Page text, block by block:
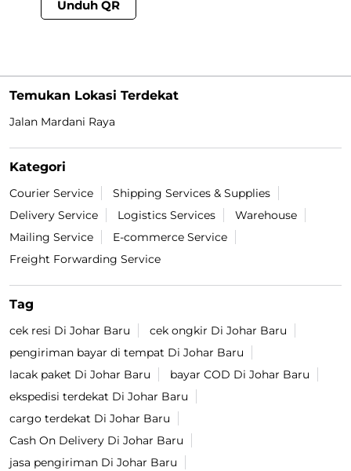
Unduh QR
Temukan Lokasi Terdekat
Jalan Mardani Raya
Kategori
Courier Service
Shipping Services & Supplies
Delivery Service
Logistics Services
Warehouse
Mailing Service
E-commerce Service
Freight Forwarding Service
Tag
cek resi Di Johar Baru
cek ongkir Di Johar Baru
pengiriman bayar di tempat Di Johar Baru
lacak paket Di Johar Baru
bayar COD Di Johar Baru
ekspedisi terdekat Di Johar Baru
cargo terdekat Di Johar Baru
Cash On Delivery Di Johar Baru
jasa pengiriman Di Johar Baru